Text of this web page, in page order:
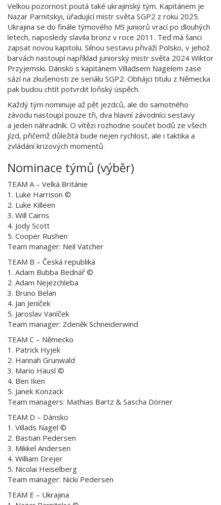
Velkou pozornost poutá také ukrajinský tým. Kapitánem je
Nazar Parnitskyi, úřadující mistr světa SGP2 z roku 2025.
Ukrajina se do finále týmového MS juniorů vrací po dlouhých
letech, naposledy slavila bronz v roce 2011. Teď má šanci
zapsat novou kapitolu. Silnou sestavu přiváží Polsko, v jehož
barvách nastoupí například juniorský mistr světa 2024 Wiktor
Przyjemski. Dánsko s kapitánem Villadsem Nagelem zase
sází na zkušenosti ze seriálu SGP2. Obhájci titulu z Německa
pak budou chtít potvrdit loňský úspěch.
Každý tým nominuje až pět jezdců, ale do samotného
závodu nastoupí pouze tři, dva hlavní závodníci sestavy
a jeden náhradník. O vítězi rozhodne součet bodů ze všech
jízd, přičemž důležitá bude nejen rychlost, ale i taktika a
zvládání krizových momentů.
Nominace týmů (výběr)
TEAM A – Velká Británie
1. Luke Harrison ©
2. Luke Killeen
3. Will Cairns
4. Jody Scott
5. Cooper Rushen
Team manager: Neil Vatcher
TEAM B – Česká republika
1. Adam Bubba Bednář ©
2. Adam Nejezchleba
3. Bruno Belan
4. Jan Jeníček
5. Jaroslav Vaníček
Team manager: Zdeněk Schneiderwind
TEAM C – Německo
1. Patrick Hyjek
2. Hannah Grunwald
3. Mario Häusl ©
4. Ben Iken
5. Janek Konzack
Team managers: Mathias Bartz & Sascha Dörner
TEAM D – Dánsko
1. Villads Nagel ©
2. Bastian Pedersen
3. Mikkel Andersen
4. William Drejer
5. Nicolai Heiselberg
Team manager: Nicki Pedersen
TEAM E – Ukrajina